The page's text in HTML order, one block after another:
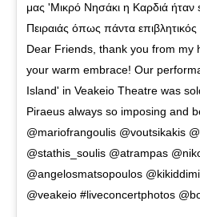
μας 'Μικρό Νησάκι η Καρδιά ήταν
Πειραιάς όπως πάντα
Dear Friends, thank you from my
your warm embrace! Our
Island' in Veakeio Theatre was
Piraeus always so imposing and
@mariofrangoulis @voutsikakis
@stathis_soulis @atrampas
@angelosmatsopoulos
@veakeio #liveconcertphotos